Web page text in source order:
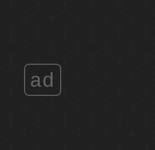
ad